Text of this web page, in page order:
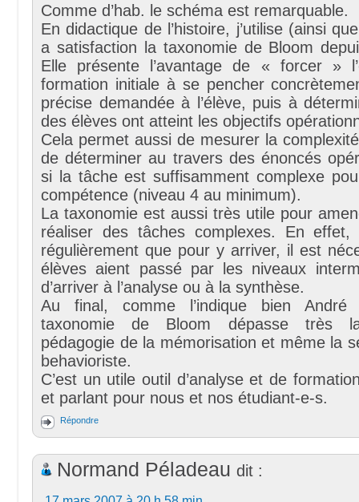
Comme d’hab. le schéma est remarquable.
En didactique de l’histoire, j’utilise (ainsi
a satisfaction la taxonomie de Bloom
Elle présente l’avantage de « forcer »
formation initiale à se pencher
précise demandée à l’élève, puis à
des élèves ont atteint les objectifs
Cela permet aussi de mesurer la
de déterminer au travers des énoncés
si la tâche est suffisamment complexe
compétence (niveau 4 au minimum).
La taxonomie est aussi très utile pour
réaliser des tâches complexes. En effet,
régulièrement que pour y arriver, il est
élèves aient passé par les niveaux
d’arriver à l’analyse ou à la synthèse.
Au final, comme l’indique bien André
taxonomie de Bloom dépasse très
pédagogie de la mémorisation et même la
behavioriste.
C’est un utile outil d’analyse et de
et parlant pour nous et nos étudiant-e-s.
Répondre
Normand Péladeau dit :